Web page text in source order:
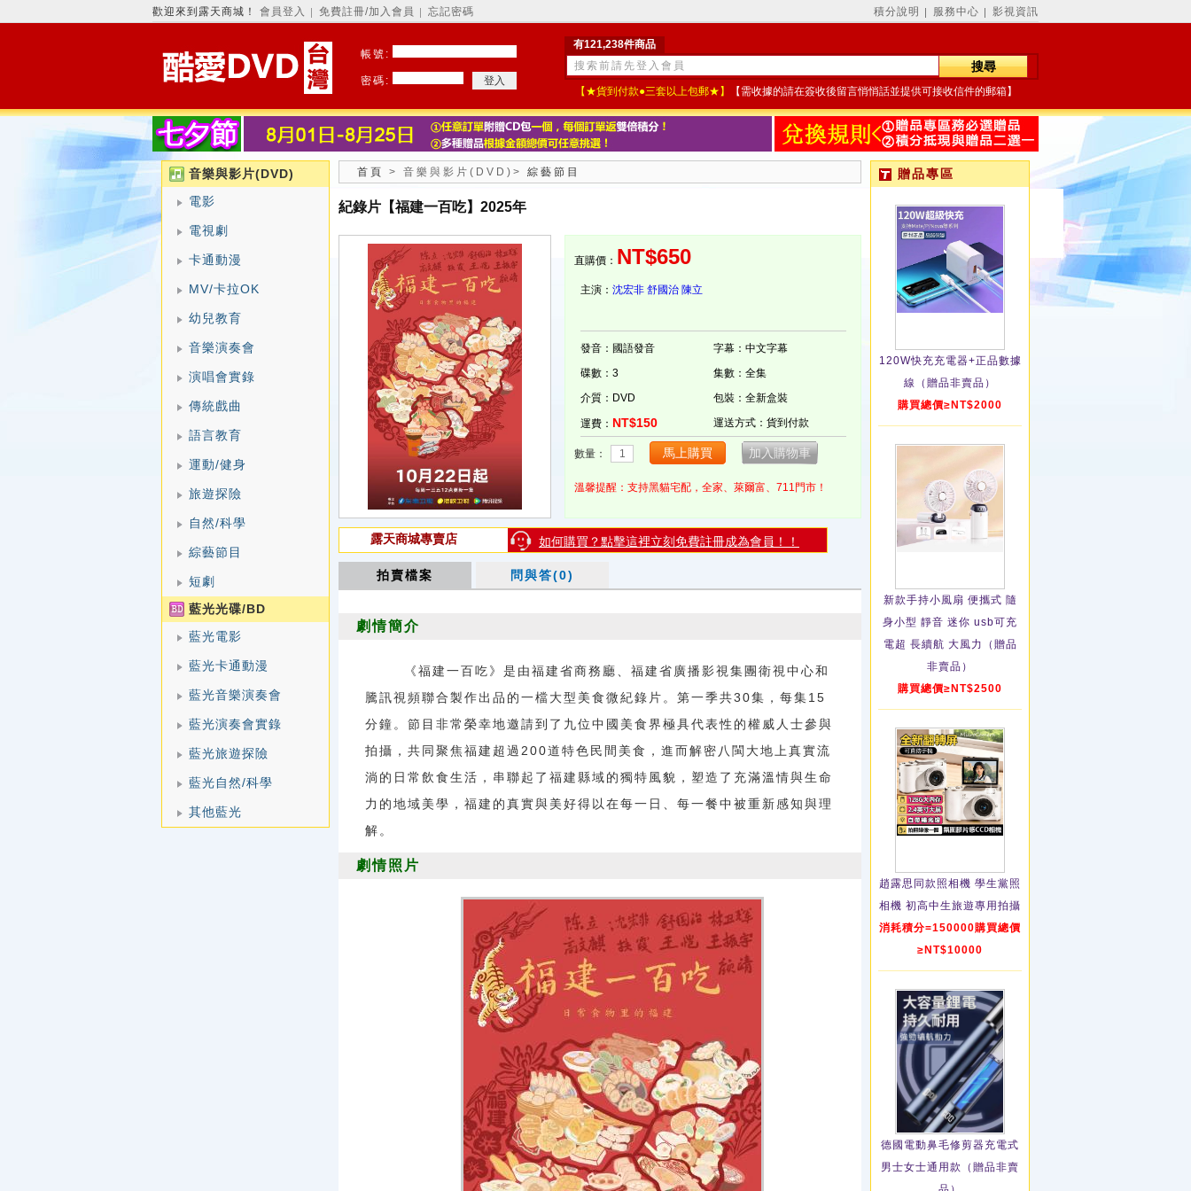
積分說明 服務中心 影視資訊
歡迎來到露天商城！ 會員登入 免費註冊/加入會員 忘記密碼
有121,238件商品
【★貨到付款●三套以上包郵★】 【需收據的請在簽收後留言悄悄話並提供可接收信件的郵箱】
帳號:
密碼:
音樂與影片(DVD)
電影
電視劇
卡通動漫
MV/卡拉OK
幼兒教育
音樂演奏會
演唱會實錄
傳統戲曲
語言教育
運動/健身
旅遊探險
自然/科學
綜藝節目
短劇
藍光光碟/BD
藍光電影
藍光卡通動漫
藍光音樂演奏會
藍光演奏會實錄
藍光旅遊探險
藍光自然/科學
其他藍光
首頁 > 音樂與影片(DVD) > 綜藝節目
紀錄片【福建一百吃】2025年
直購價： NT$650
主演： 沈宏非 舒國治 陳立
發音：國語發音
字幕：中文字幕
碟數：3
集數：全集
介質：DVD
包裝：全新盒裝
運費： NT$150 運送方式：貨到付款
數量：
溫馨提醒：支持黑貓宅配，全家、萊爾富、711門市！
如何購買？點擊這裡立刻免費註冊成為會員！！
露天商城專賣店
拍賣檔案 問與答(0)
劇情簡介
《福建一百吃》是由福建省商務廳、福建省廣播影視集團衛視中心和
騰訊視頻聯合製作出品的一檔大型美食微紀錄片。第一季共30集，每集15
分鐘。節目非常榮幸地邀請到了九位中國美食界極具代表性的權威人士參與
拍攝，共同聚焦福建超過200道特色民間美食，進而解密八閩大地上真實流
淌的日常飲食生活，串聯起了福建縣域的獨特風貌，塑造了充滿溫情與生命
力的地域美學，福建的真實與美好得以在每一日、每一餐中被重新感知與理
解。
劇情照片
贈品專區
120W快充充電器+正品數據
線（贈品非賣品）
購買總價≥NT$2000
新款手持小風扇 便攜式 隨
身小型 靜音 迷你 usb可充
電超 長續航 大風力（贈品
非賣品）
購買總價≥NT$2500
趙露思同款照相機 學生黨照
相機 初高中生旅遊專用拍攝
消耗積分=150000購買總價
≥NT$10000
德國電動鼻毛修剪器充電式
男士女士通用款（贈品非賣